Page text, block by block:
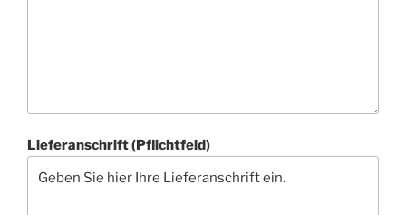
Lieferanschrift (Pflichtfeld)